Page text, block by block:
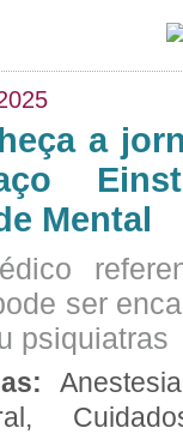
a
Mental
ser
psiquiatras